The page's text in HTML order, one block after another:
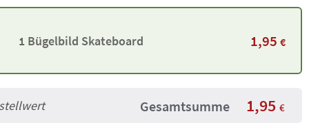
1 Bügelbild Skateboard 1,95 €
Gesamtsumme 1,95 €